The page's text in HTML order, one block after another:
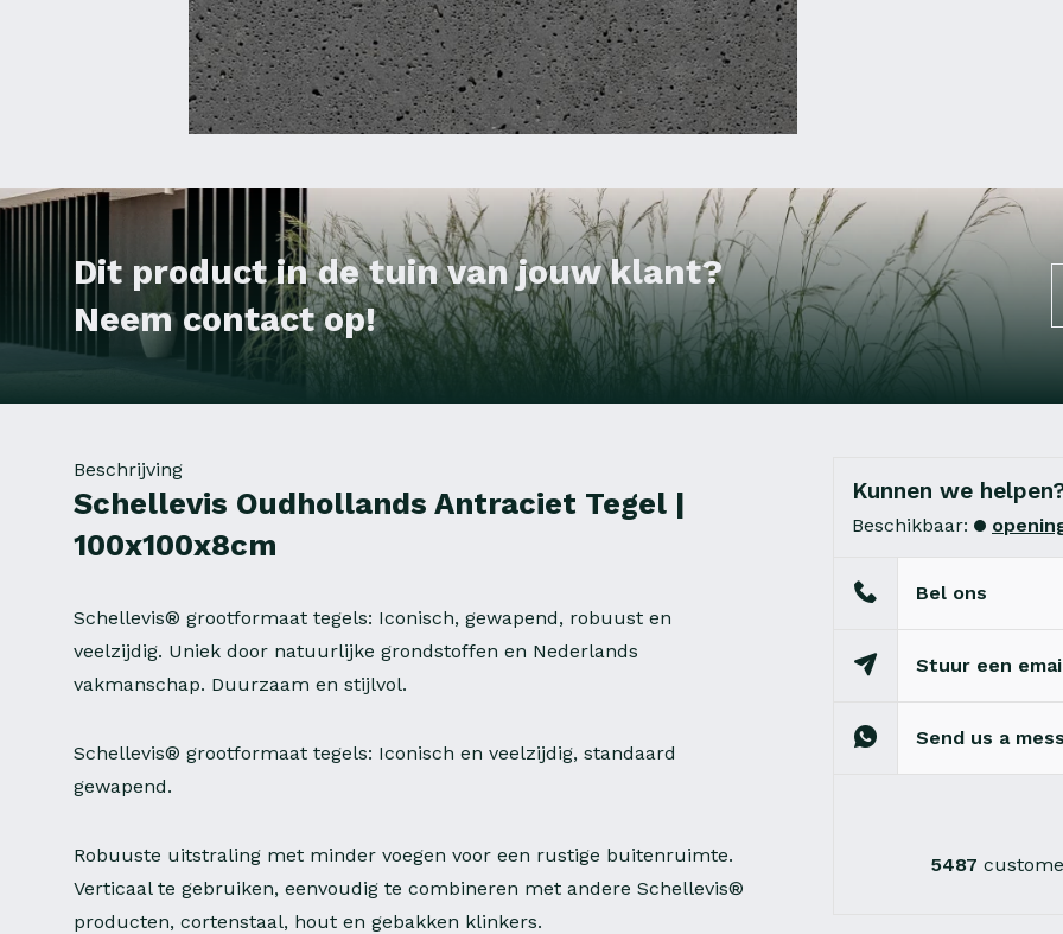
Dit product in de tuin van jouw klant?
Neem contact op!
Beschrijving
Schellevis Oudhollands Antraciet Tegel |
100x100x8cm
Schellevis® grootformaat tegels: Iconisch, gewapend, robuust en
veelzijdig. Uniek door natuurlijke grondstoffen en Nederlands
vakmanschap. Duurzaam en stijlvol.
Schellevis® grootformaat tegels: Iconisch en veelzijdig, standaard
gewapend.
Robuuste uitstraling met minder voegen voor een rustige buitenruimte.
Verticaal te gebruiken, eenvoudig te combineren met andere Schellevis®
producten, cortenstaal, hout en gebakken klinkers.
Kunnen we
Beschikbaar:
Bel ons
Stuur een
Send us a
5487